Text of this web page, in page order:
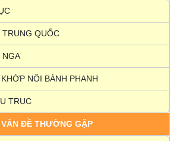
QUỐC
NGA
NỐI BÁNH PHANH
TRỤC
ĐỀ THƯỜNG GẶP